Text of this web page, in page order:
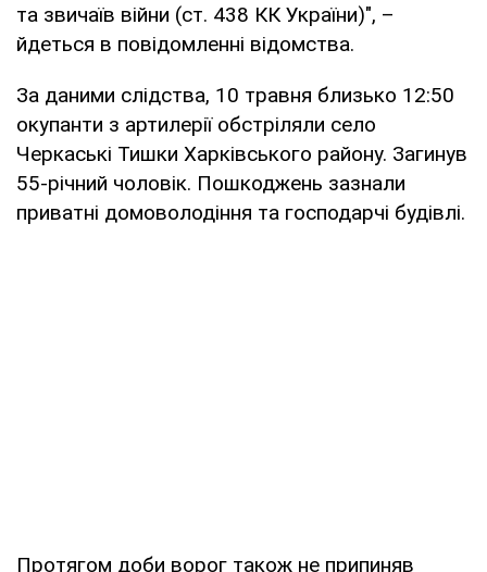
та звичаїв війни (ст. 438 КК України)", –
йдеться в повідомленні відомства.
За даними слідства, 10 травня близько 12:50
окупанти з артилерії обстріляли село
Черкаські Тишки Харківського району. Загинув
55-річний чоловік. Пошкоджень зазнали
приватні домоволодіння та господарчі будівлі.
Протягом доби ворог також не припиняв